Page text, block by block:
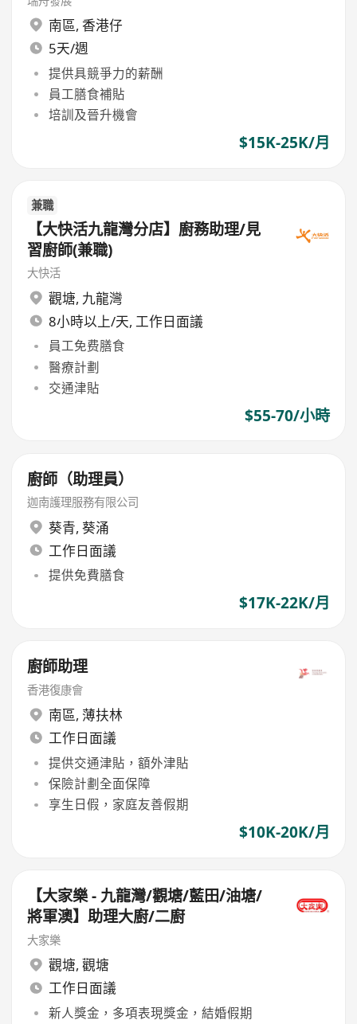
南區, 香港仔
5天/週
提供具競爭力的薪酬
員工膳食補貼
培訓及晉升機會
$15K-25K/月
兼職
【大快活九龍灣分店】廚務助理/見
習廚師(兼職)
大快活
觀塘, 九龍灣
8小時以上/天, 工作日面議
員工免费膳食
醫療計劃
交通津貼
$55-70/小時
廚師（助理員）
迦南護理服務有限公司
葵青, 葵涌
工作日面議
提供免費膳食
$17K-22K/月
廚師助理
香港復康會
南區, 薄扶林
工作日面議
提供交通津貼，額外津貼
保險計劃全面保障
享生日假，家庭友善假期
$10K-20K/月
【大家樂 - 九龍灣/觀塘/藍田/油塘/
將軍澳】助理大廚/二廚
大家樂
觀塘, 觀塘
工作日面議
新人獎金，多項表現獎金，結婚假期